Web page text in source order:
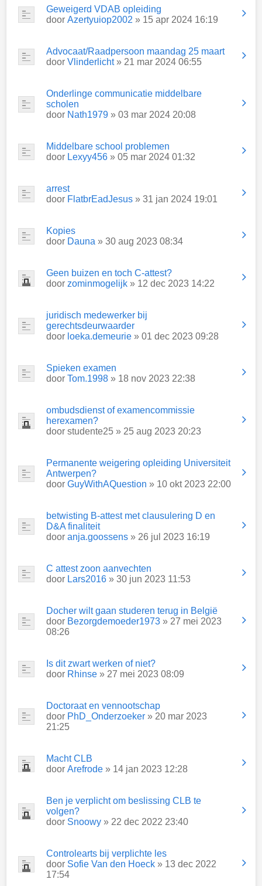
Geweigerd VDAB opleiding
door Azertyuiop2002 » 15 apr 2024 16:19
Advocaat/Raadpersoon maandag 25 maart
door Vlinderlicht» 21 mar 2024 06:55
Onderlinge communicatie middelbare
scholen
door Nath1979 » 03 mar 2024 20:08
Middelbare school problemen
door Lexyy456 » 05 mar 2024 01:32
arrest
door FlatbrEadJesus » 31 jan 2024 19:01
Kopies
door Dauna » 30 aug 2023 08:34
Geen buizen en toch C-attest?
door zominmogelijk » 12 dec 2023 14:22
juridisch medewerker bij
gerechtsdeurwaarder
door loeka.demeurie » 01 dec 2023 09:28
Spieken examen
door Tom.1998 » 18 nov 2023 22:38
ombudsdienst of examencommissie
herexamen?
door studente25 » 25 aug 2023 20:23
Permanente weigering opleiding Universiteit
Antwerpen?
door GuyWithAQuestion » 10 okt 2023 22:00
betwisting B-attest met clausulering D en
D&A finaliteit
door anja.goossens » 26 jul 2023 16:19
C attest zoon aanvechten
door Lars2016 » 30 jun 2023 11:53
Docher wilt gaan studeren terug in België
door Bezorgdemoeder1973 » 27 mei 2023
08:26
Is dit zwart werken of niet?
door Rhinse » 27 mei 2023 08:09
Doctoraat en vennootschap
door PhD_Onderzoeker » 20 mar 2023
21:25
Macht CLB
door Arefrode » 14 jan 2023 12:28
Ben je verplicht om beslissing CLB te
volgen?
door Snoowy » 22 dec 2022 23:40
Controlearts bij verplichte les
door Sofie Van den Hoeck » 13 dec 2022
17:54